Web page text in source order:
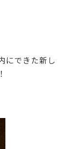
にできた新し